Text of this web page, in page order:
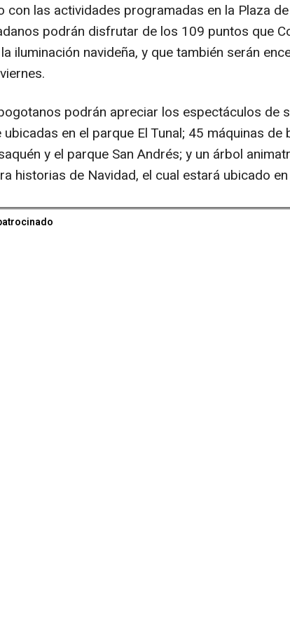
con las actividades programadas en la Plaza
podrán disfrutar de los 109 puntos que
iluminación navideña, y que también serán
podrán apreciar los espectáculos de
ubicadas en el parque El Tunal; 45 máquinas de
y el parque San Andrés; y un árbol
historias de Navidad, el cual estará ubicado en